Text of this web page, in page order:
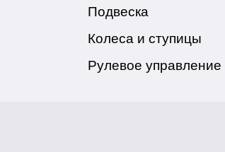
Подвеска
Колеса и ступицы
Рулевое управление